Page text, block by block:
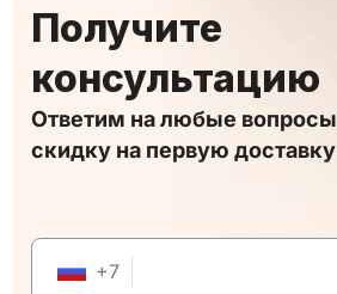
Получите
консультацию
Ответим на любые вопросы и дадим
скидку на первую доставку
+7